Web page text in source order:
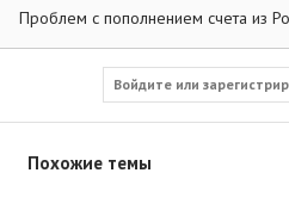
Проблем с пополнением счета из
Войдите или
Похожие темы